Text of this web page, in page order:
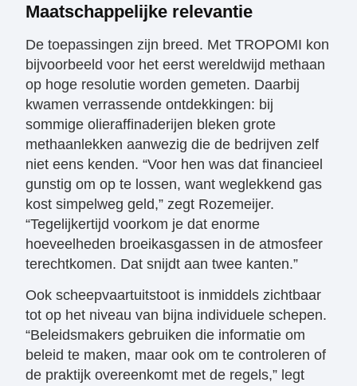
Maatschappelijke relevantie
De toepassingen zijn breed. Met TROPOMI kon
bijvoorbeeld voor het eerst wereldwijd methaan
op hoge resolutie worden gemeten. Daarbij
kwamen verrassende ontdekkingen: bij
sommige olieraffinaderijen bleken grote
methaanlekken aanwezig die de bedrijven zelf
niet eens kenden. “Voor hen was dat financieel
gunstig om op te lossen, want weglekkend gas
kost simpelweg geld,” zegt Rozemeijer.
“Tegelijkertijd voorkom je dat enorme
hoeveelheden broeikasgassen in de atmosfeer
terechtkomen. Dat snijdt aan twee kanten.”
Ook scheepvaartuitstoot is inmiddels zichtbaar
tot op het niveau van bijna individuele schepen.
“Beleidsmakers gebruiken die informatie om
beleid te maken, maar ook om te controleren of
de praktijk overeenkomt met de regels,” legt